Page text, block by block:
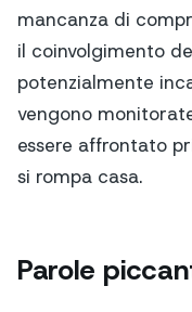
mancanza di
il coinvolgimento
potenzialmente
vengono
essere affrontato
si rompa casa.
Parole